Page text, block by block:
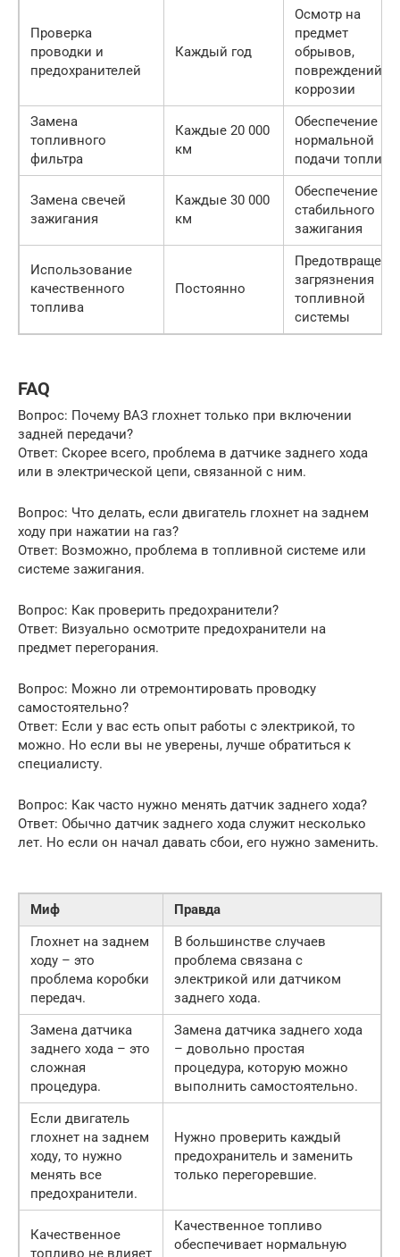
Проверка
проводки и
предохранителей
Каждый год
Осмотр на
предмет
обрывов,
повреждений и
коррозии
Замена
топливного
фильтра
Каждые 20 000
км
Обеспечение
нормальной
подачи топлива
Замена свечей
зажигания
Каждые 30 000
км
Обеспечение
стабильного
зажигания
Использование
качественного
топлива
Постоянно
загрязнения
топливной
системы
FAQ
Вопрос: Почему ВАЗ глохнет только при включении
задней передачи?
Ответ: Скорее всего, проблема в датчике заднего хода
или в электрической цепи, связанной с ним.
Вопрос: Что делать, если двигатель глохнет на заднем
ходу при нажатии на газ?
Ответ: Возможно, проблема в топливной системе или
системе зажигания.
Вопрос: Как проверить предохранители?
Ответ: Визуально осмотрите предохранители на
предмет перегорания.
Вопрос: Можно ли отремонтировать проводку
самостоятельно?
Ответ: Если у вас есть опыт работы с электрикой, то
можно. Но если вы не уверены, лучше обратиться к
специалисту.
Вопрос: Как часто нужно менять датчик заднего хода?
Ответ: Обычно датчик заднего хода служит несколько
лет. Но если он начал давать сбои, его нужно заменить.
Миф
Правда
Глохнет на заднем
ходу – это
проблема коробки
передач.
В большинстве случаев
проблема связана с
электрикой или датчиком
заднего хода.
Замена датчика
заднего хода – это
сложная
процедура.
Замена датчика заднего хода
– довольно простая
процедура, которую можно
выполнить самостоятельно.
Если двигатель
глохнет на заднем
ходу, то нужно
менять все
предохранители.
Нужно проверить каждый
предохранитель и заменить
только перегоревшие.
Качественное
топливо не влияет
Качественное топливо
обеспечивает нормальную